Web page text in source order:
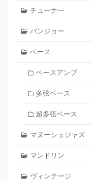
チューナー
バンジョー
ベース
ベースアンプ
多弦ベース
超多弦ベース
マヌーシュジャズ
マンドリン
ヴィンテージ